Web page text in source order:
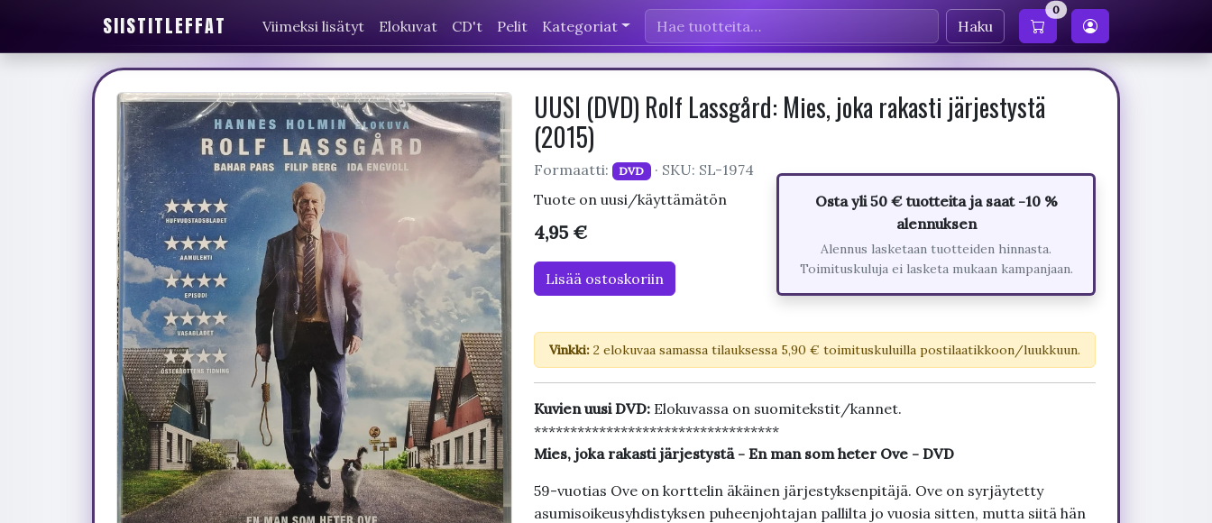
SIISTITLEFFAT Viimeksi lisätyt Elokuvat CD't Pelit Kategoriat Haku
0
UUSI (DVD) Rolf Lassgård: Mies, joka rakasti järjestystä
(2015)
Formaatti: DVD
· SKU: SL-1974
Tuote on uusi/käyttämätön
4,95 €
Lisää ostoskoriin
Osta yli 50 € tuotteita ja saat -10 %
alennuksen
Alennus lasketaan tuotteiden hinnasta.
Toimituskuluja ei lasketa mukaan kampanjaan.
Vinkki:2 elokuvaa samassa tilauksessa 5,90 € toimituskuluilla postilaatikkoon/luukkuun.
Kuvien uusi DVD: Elokuvassa on suomitekstit/kannet.
**********************************
Mies, joka rakasti järjestystä - En man som heter Ove - DVD
59-vuotias Ove on korttelin äkäinen järjestyksenpitäjä. Ove on syrjäytetty
asumisoikeusyhdistyksen puheenjohtajan pallilta jo vuosia sitten, mutta siitä hän